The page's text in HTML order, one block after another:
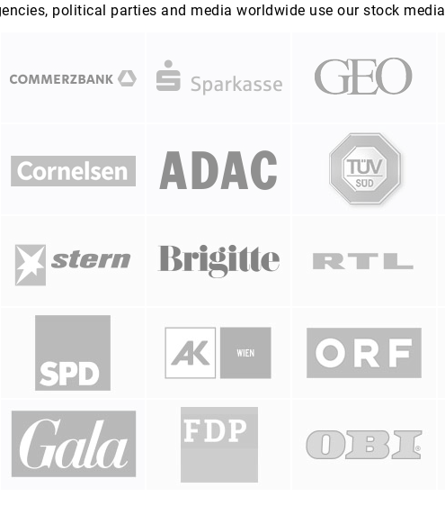
political parties and media worldwide use our stock media